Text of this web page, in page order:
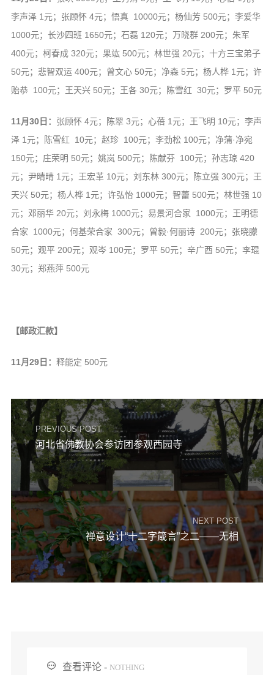
李声泽 1元；张顾怀 4元；悟真 10000元；杨仙芳 500元；李爱华
1000元；长沙四班 1650元；石磊 120元；万晓群 200元；朱军
400元；柯春成 320元；果竑 500元；林世强 20元；十方三宝弟子
50元；悲智双运 400元；曾文心 50元；净森 5元；杨人桦 1元；许
贻恭 100元；王天兴 50元；王各 30元；陈雪红 30元；罗平 50元
11月30日： 张顾怀 4元；陈翠 3元；心蓓 1元；王飞明 10元；李声
泽 1元；陈雪红 10元；赵珍 100元；李劲松 100元；净蒲·净宛
150元；庄荣明 50元；姚岚 500元；陈献芬 100元；孙志琼 420
元；尹晴晴 1元；王宏革 10元；刘东林 300元；陈立强 300元；王
天兴 50元；杨人桦 1元；许弘怡 1000元；智蕾 500元；林世强 10
元；邓丽华 20元；刘永梅 1000元；易景河合家 1000元；王明德
合家 1000元；何基荣合家 300元；曾毅·何丽诗 200元；张晓朦
50元；观平 200元；观岑 100元；罗平 50元；辛广酉 50元；李琨
30元；郑燕萍 500元
【邮政汇款】
11月29日： 释能定 500元
PREVIOUS POST
河北省佛教协会参访团参观西园寺
NEXT POST
禅意设计“十二字箴言”之二——无相
 查看评论 - NOTHING